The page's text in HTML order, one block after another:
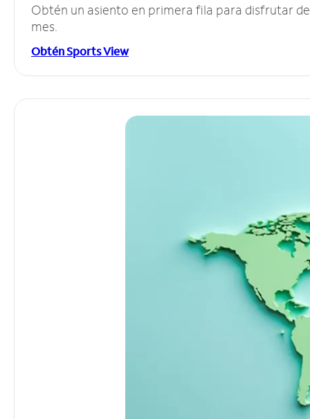
Obtén un asiento en primera fila para disfrutar
mes.
Obtén Sports View